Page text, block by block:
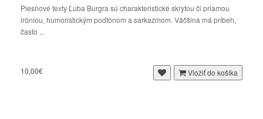
Piesňové texty Ľuba Burgra sú charakteristické skrytou či priamou
iróniou, humoristickým podtónom a sarkazmom. Väčšina má príbeh,
často ...
10,00€ Vložiť do košíka